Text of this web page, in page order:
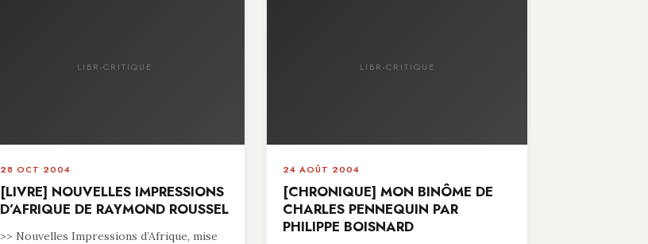
LIBR-CRITIQUE
28 OCT 2004
[LIVRE] NOUVELLES IMPRESSIONS
D’AFRIQUE DE RAYMOND ROUSSEL
>> Nouvelles Impressions d’Afrique, mise
LIBR-CRITIQUE
24 AOÛT 2004
[CHRONIQUE] MON BINÔME DE
CHARLES PENNEQUIN PAR
PHILIPPE BOISNARD